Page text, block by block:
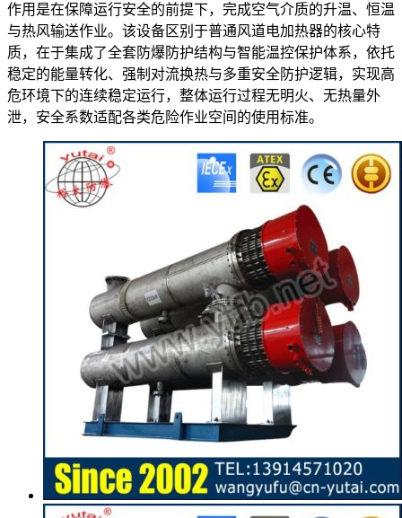
作用是在保障运行安全的前提下，完成空气介质的升温、恒温
与热风输送作业。该设备区别于普通风道电加热器的核心特
质，在于集成了全套防爆防护结构与智能温控保护体系，依托
稳定的能量转化、强制对流换热与多重安全防护逻辑，实现高
危环境下的连续稳定运行，整体运行过程无明火、无热量外
泄，安全系数适配各类危险作业空间的使用标准。